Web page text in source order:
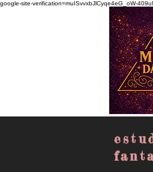
google-site-verification=muISvvxbJlCyqe4eG_oW-